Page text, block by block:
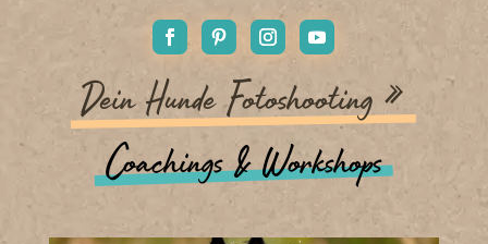
Dein Hunde Fotoshooting »
Coachings & Workshops